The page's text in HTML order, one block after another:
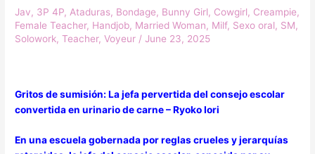
Jav, 3P 4P, Ataduras, Bondage, Bunny Girl, Cowgirl, Creampie,
Female Teacher, Handjob, Married Woman, Milf, Sexo oral, SM,
Solowork,Teacher,Voyeur /June 23, 2025
Gritos de sumisión: La jefa pervertida del consejo escolar
convertida en urinario de carne – Ryoko Iori
En una escuela gobernada por reglas crueles y jerarquías